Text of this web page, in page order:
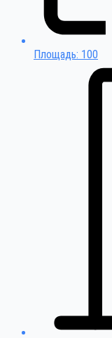
Площадь: 100